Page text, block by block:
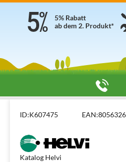
5% Rabatt
ab dem 2. Produkt*
ID:K607475 EAN:
Katalog Helvi